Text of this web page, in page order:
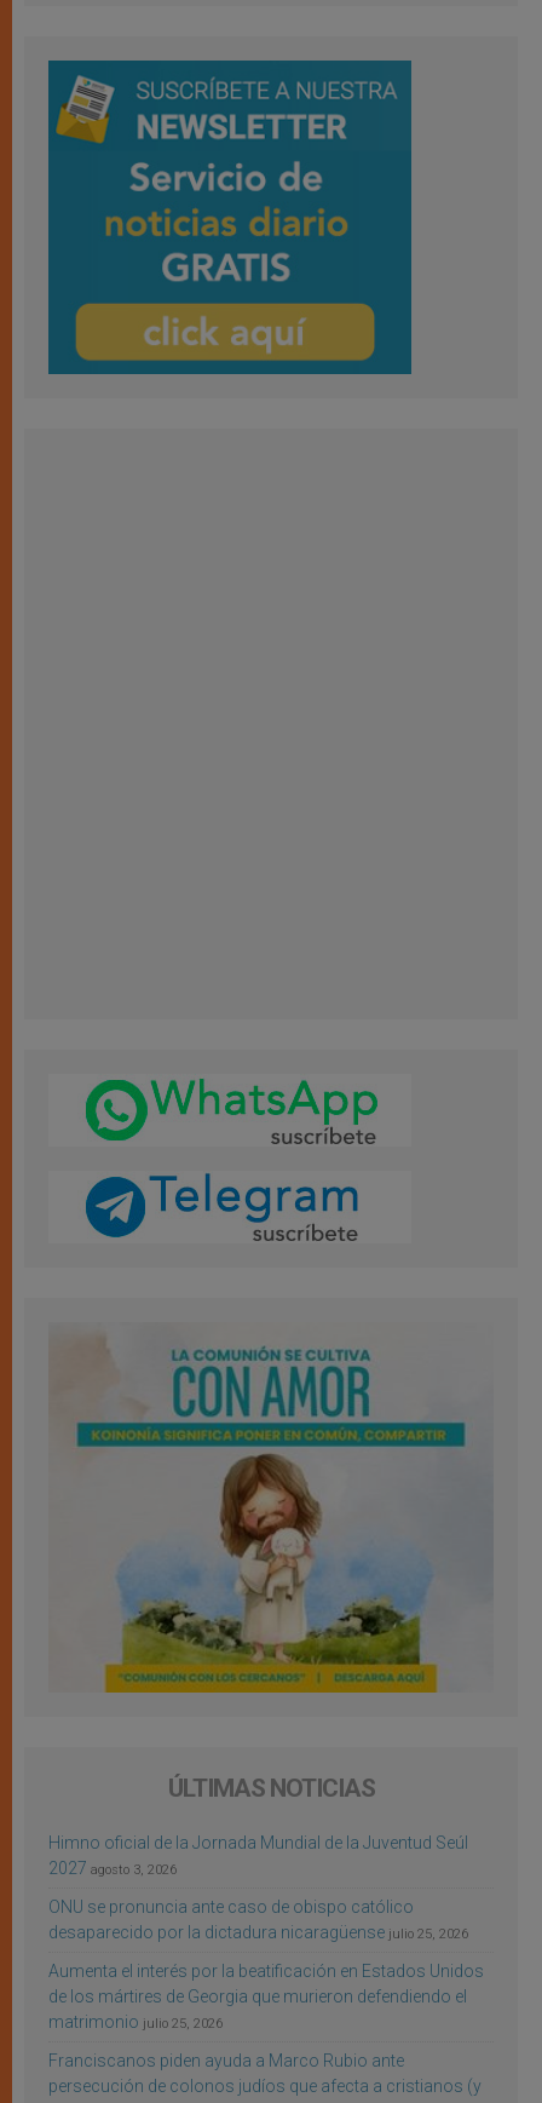
ÚLTIMAS NOTICIAS
Himno oficial de la Jornada Mundial de la Juventud Seúl
2027 agosto 3, 2026
ONU se pronuncia ante caso de obispo católico
desaparecido por la dictadura nicaragüense julio 25, 2026
Aumenta el interés por la beatificación en Estados Unidos
de los mártires de Georgia que murieron defendiendo el
matrimonio julio 25, 2026
Franciscanos piden ayuda a Marco Rubio ante
persecución de colonos judíos que afecta a cristianos (y